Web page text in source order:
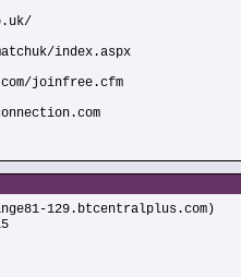
index.aspx
joinfree.cfm
129.btcentralplus.com)